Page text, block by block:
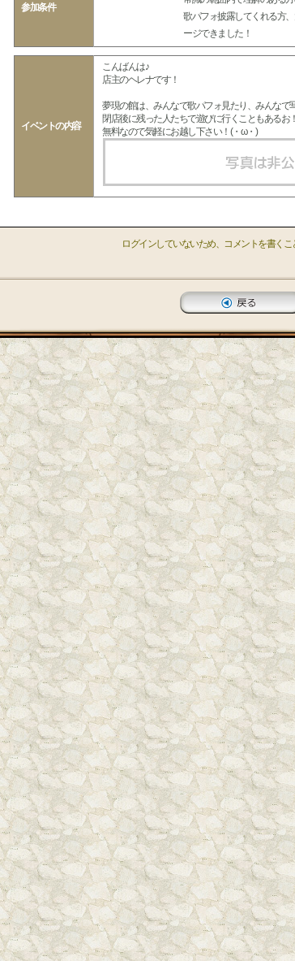
参加条件
歌パフォ披露してくれる方
ージできました！
イベントの内容
こんばんは♪
店主のヘレナです！
夢現の館は、みんなで歌パフォ見たり、みんなで
閉店後に残った人たちで遊びに行くこともあるお！
無料なので気軽にお越し下さい！(・ω・)
ログインしていないため、コメントを書くこ